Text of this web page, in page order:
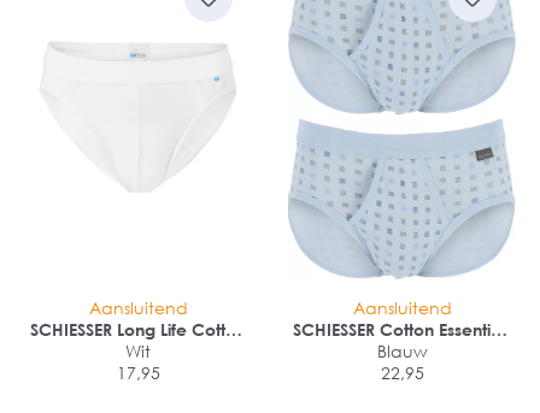
Aansluitend
SCHIESSER Long Life Cotton
rioslip (1-pack)
Wit
17,95
Aansluitend
SCHIESSER Cotton Essentials
sportslips (2-pack)
Blauw
22,95